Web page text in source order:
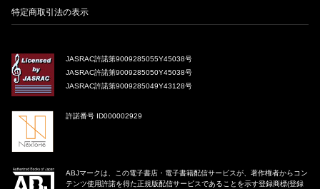
特定商取引法の表示
JASRAC許諾第9009285055Y45038号
JASRAC許諾第9009285050Y45038号
JASRAC許諾第9009285049Y43128号
許諾番号 ID000002929
ABJマークは、この電子書店・電子書籍配信サービスが、著作権者からコン
テンツ使用許諾を得た正規版配信サービスであることを示す登録商標(登録